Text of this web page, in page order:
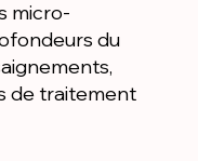
micro-
du
de traitement